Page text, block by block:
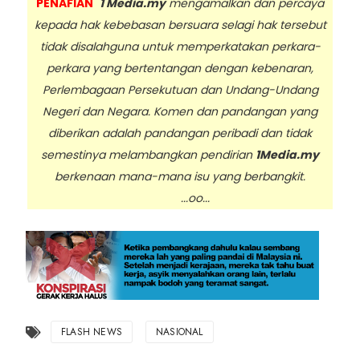
kepada hak kebebasan bersuara selagi hak tersebut
tidak disalahguna untuk memperkatakan perkara-
perkara yang bertentangan dengan kebenaran,
Perlembagaan Persekutuan dan Undang-Undang
Negeri dan Negara. Komen dan pandangan yang
diberikan adalah pandangan peribadi dan tidak
semestinya melambangkan pendirian 1Media.my
berkenaan mana-mana isu yang berbangkit.
...oo...
FLASH NEWS NASIONAL